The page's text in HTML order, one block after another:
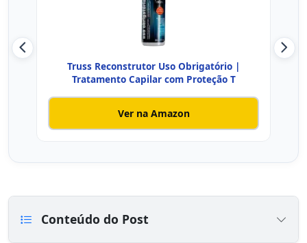
Truss Reconstrutor Uso Obrigatório |
Tratamento Capilar com Proteção T
Ver na Amazon
Conteúdo do Post